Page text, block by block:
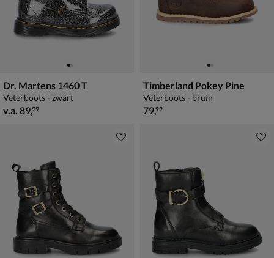
Dr. Martens 1460 T
Veterboots - zwart
vanaf € 89,99
v.a. 89,99
Timberland Pokey Pine
Veterboots - bruin
€ 79,99
79,99